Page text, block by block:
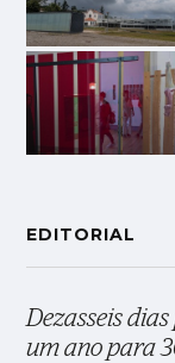
EDITORIAL
Dezasseis
um ano para